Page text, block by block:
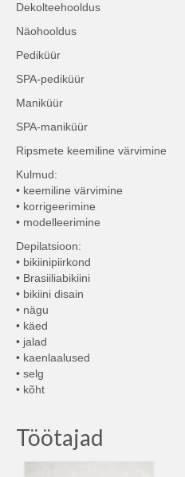
Dekolteehooldus
Näohooldus
Pediküür
SPA-pediküür
Maniküür
SPA-maniküür
Ripsmete keemiline värvimine
Kulmud:
• keemiline värvimine
• korrigeerimine
• modelleerimine
Depilatsioon:
• bikiinipiirkond
• Brasiiliabikiini
• bikiini disain
• nägu
• käed
• jalad
• kaenlaalused
• selg
• kõht
Töötajad